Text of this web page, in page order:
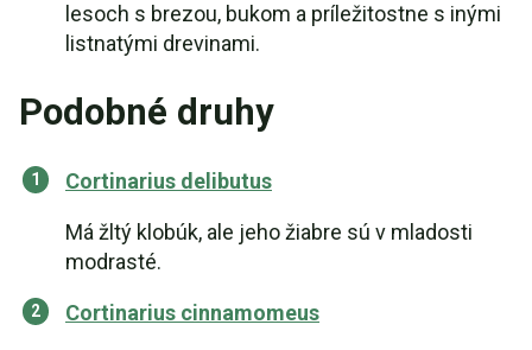
lesoch s brezou, bukom a príležitostne s inými
listnatými drevinami.
Podobné druhy
Cortinarius delibutus
Má žltý klobúk, ale jeho žiabre sú v mladosti
modrasté.
Cortinarius cinnamomeus